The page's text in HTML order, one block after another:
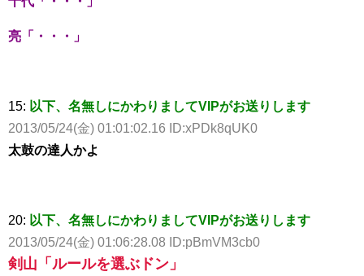
亮「・・・」
15: 以下、名無しにかわりましてVIPがお送りします
2013/05/24(金) 01:01:02.16 ID:xPDk8qUK0
太鼓の達人かよ
20: 以下、名無しにかわりましてVIPがお送りします
2013/05/24(金) 01:06:28.08 ID:pBmVM3cb0
剣山「ルールを選ぶドン」